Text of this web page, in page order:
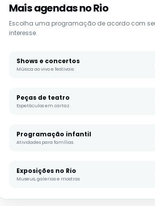
Mais agendas no Rio
Escolha uma programação de acordo com
interesse.
Shows e concertos
Música ao vivo e festivais
Peças de teatro
Espetáculos em cartaz
Programação infantil
Atividades para famílias
Exposições no Rio
Museus, galerias e mostras